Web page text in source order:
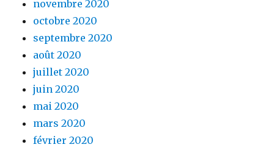
novembre 2020
octobre 2020
septembre 2020
août 2020
juillet 2020
juin 2020
mai 2020
mars 2020
février 2020